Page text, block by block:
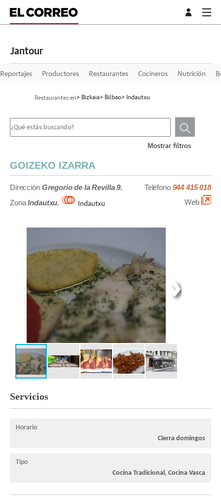
Jantour
Reportajes Productores Restaurantes Cocineros Nutrición
Restaurantes en> Bizkaia> Bilbao> Indautxu
Mostrar filtros
GOIZEKO IZARRA
Dirección Gregorio de la Revilla 9.
Zona Indautxu. Indautxu
Teléfono 944 415 018
Web
Servicios
Horario
Cierra domingos
Tipo
Cocina Tradicional, Cocina Vasca